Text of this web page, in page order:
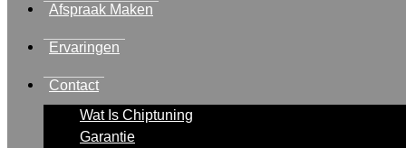
Afspraak Maken
Ervaringen
Contact
Wat Is Chiptuning
Garantie